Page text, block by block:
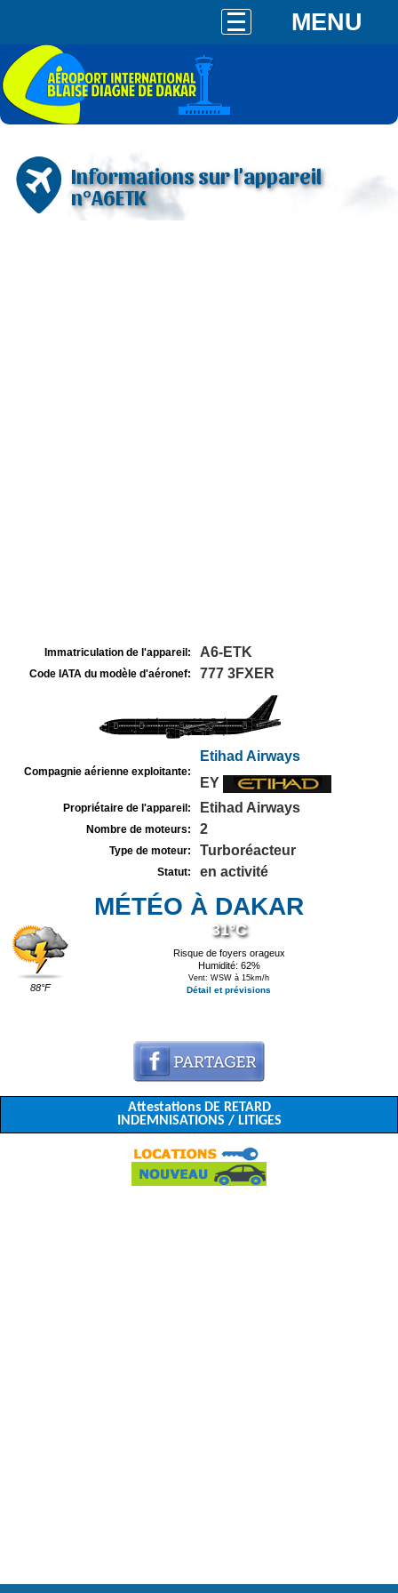
MENU
Informations sur l'appareil
n°A6ETK
Immatriculation de l'appareil: A6-ETK
Code IATA du modèle d'aéronef: 777 3FXER
Compagnie aérienne exploitante:
Etihad Airways
EY
Propriétaire de l'appareil: Etihad Airways
Nombre de moteurs: 2
Type de moteur: Turboréacteur
Statut: en activité
MÉTÉO À DAKAR
88°F
31°C
Risque de foyers orageux
Humidité: 62%
Vent: WSW à 15km/h
Détail et prévisions
Attestations DE RETARD
INDEMNISATIONS / LITIGES